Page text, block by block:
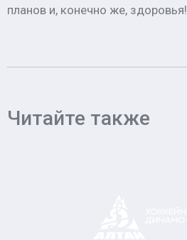
планов и, конечно же, здоровья!
Читайте также